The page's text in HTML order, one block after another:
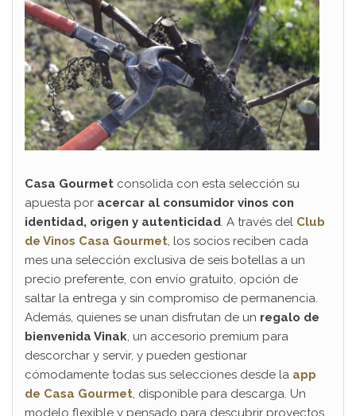
Casa Gourmet consolida con esta selección su
apuesta por acercar al consumidor vinos con
identidad, origen y autenticidad . A través del Club
de Vinos Casa Gourmet , los socios reciben cada
mes una selección exclusiva de seis botellas a un
precio preferente, con envío gratuito, opción de
saltar la entrega y sin compromiso de permanencia.
Además, quienes se unan disfrutan de un regalo de
bienvenida Vinak , un accesorio premium para
descorchar y servir, y pueden gestionar
cómodamente todas sus selecciones desde la app
de Casa Gourmet , disponible para descarga. Un
modelo flexible y pensado para descubrir proyectos